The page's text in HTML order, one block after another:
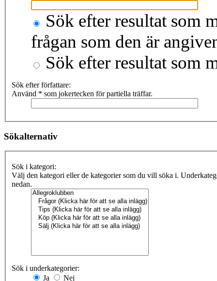
Sök efter resultat som
frågan som den är
Sök efter resultat som
Sök efter författare:
Använd * som jokertecken för partiella träffar.
Sökalternativ
Sök i kategori:
Välj den kategori eller de kategorier som du vill söka i.
nedan.
Sök i underkategorier:
Ja
Nej